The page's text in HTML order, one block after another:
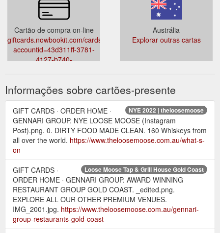
Cartão de compra on-line
giftcards.nowbookit.com/cards?
accountid=43d311ff-3781-
4127-b740-
Austrália
Explorar outras cartas
Informações sobre cartões-presente
NYE 2022 | theloosemoose
GIFT CARDS · ORDER HOME ·
GENNARI GROUP. NYE LOOSE MOOSE (Instagram
Post).png. 0. DIRTY FOOD MADE CLEAN. 160 Whiskeys from
all over the world. https://www.theloosemoose.com.au/what-s-
on
Loose Moose Tap & Grill House Gold Coast
GIFT CARDS ·
ORDER HOME · GENNARI GROUP. AWARD WINNING
RESTAURANT GROUP GOLD COAST. _edited.png.
EXPLORE ALL OUR OTHER PREMIUM VENUES.
IMG_2001.jpg. https://www.theloosemoose.com.au/gennari-
group-restaurants-gold-coast